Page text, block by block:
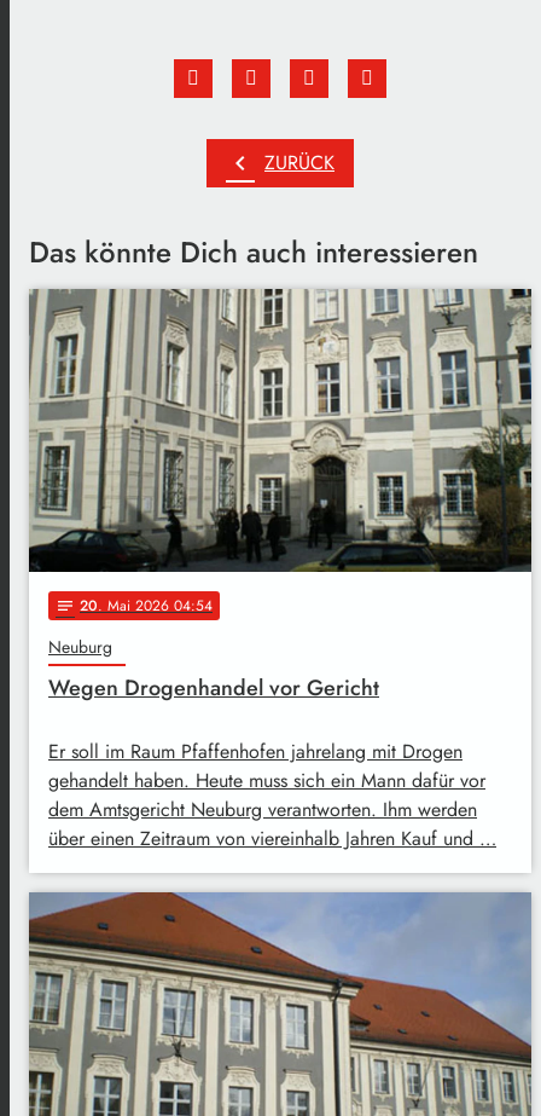
chevron_left ZURÜCK
Das könnte Dich auch interessieren
notes 20. Mai 2026 04:54
Neuburg
Wegen Drogenhandel vor Gericht
Er soll im Raum Pfaffenhofen jahrelang mit Drogen
gehandelt haben. Heute muss sich ein Mann dafür vor
dem Amtsgericht Neuburg verantworten. Ihm werden
über einen Zeitraum von viereinhalb Jahren Kauf und …